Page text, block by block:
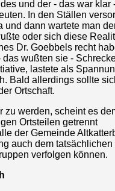
und der - das war klar
In den Ställen
und dann wartete man
oder sich diese
Dr. Goebbels recht
wußten sie -
lastete als
Bald allerdings sollte
Ortschaft.
werden, scheint es
Ortsteilen getrennt
der Gemeinde
auch dem
verfolgen können.